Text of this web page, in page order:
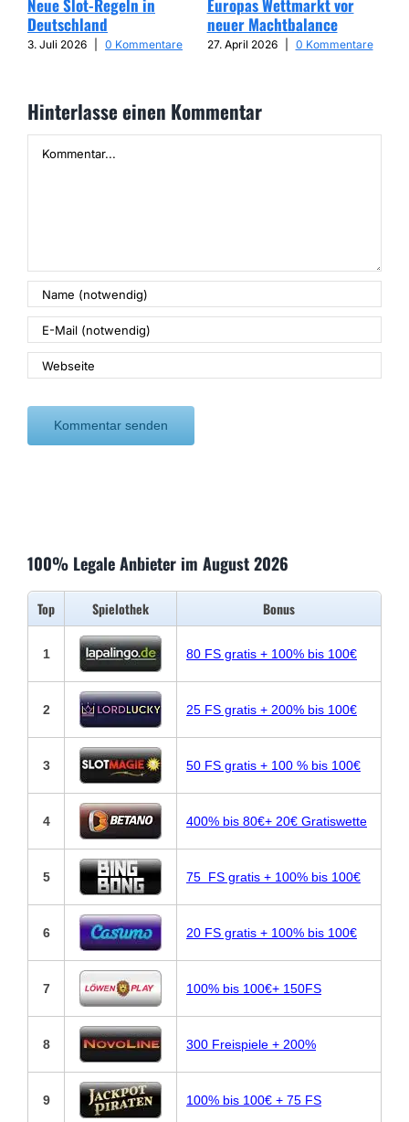
Neue Slot-Regeln in
Deutschland
3. Juli 2026 0 Kommentare
Europas Wettmarkt vor
neuer Machtbalance
27. April 2026 0 Kommentare
Hinterlasse einen Kommentar
100% Legale Anbieter im August 2026
Top Spielothek Bonus
1 80 FS gratis + 100% bis 100€
2 25 FS gratis + 200% bis 100€
3 50 FS gratis + 100 % bis 100€
4 400% bis 80€+ 20€ Gratiswette
5 75 FS gratis + 100% bis 100€
6 20 FS gratis + 100% bis 100€
7 100% bis 100€+ 150FS
8 300 Freispiele + 200%
9 100% bis 100€ + 75 FS